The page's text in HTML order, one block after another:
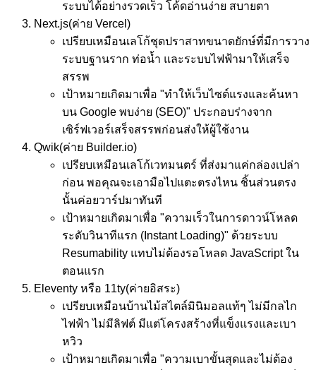
ระบบได้อย่างรวดเร็ว โค้ดอ่านง่าย สบายตา
Next.js(ค่าย Vercel)
เปรียบเหมือนเลโก้ชุดปราสาทขนาดยักษ์ที่มีการวาง
ระบบฐานราก ท่อน้ำ และระบบไฟฟ้ามาให้เสร็จ
สรรพ
เป้าหมายเกิดมาเพื่อ "ทำให้เว็บไซต์แรงและค้นหา
บน Google พบง่าย (SEO)" ประกอบร่างจาก
เซิร์ฟเวอร์เสร็จสรรพก่อนส่งให้ผู้ใช้งาน
Qwik(ค่าย Builder.io)
เปรียบเหมือนเลโก้เวทมนตร์ ที่ส่งมาแค่กล่องเปล่า
ก่อน พอคุณจะเอามือไปแตะตรงไหน ชิ้นส่วนตรง
นั้นค่อยวาร์ปมาทันที
เป้าหมายเกิดมาเพื่อ "ความเร็วในการดาวน์โหลด
ระดับวินาทีแรก (Instant Loading)" ด้วยระบบ
Resumability แทบไม่ต้องรอโหลด JavaScript ใน
ตอนแรก
Eleventy หรือ 11ty(ค่ายอิสระ)
เปรียบเหมือนบ้านไม้สไตล์มินิมอลแท้ๆ ไม่มีกลไก
ไฟฟ้า ไม่มีลิฟต์ มีแต่โครงสร้างที่แข็งแรงและเบา
หวิว
เป้าหมายเกิดมาเพื่อ "ความเบาขั้นสุดและไม่ต้อง